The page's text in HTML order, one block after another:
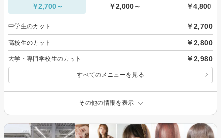
￥2,700～ ￥2,000～ ￥4,800～
中学生のカット ￥2,700
高校生のカット ￥2,800
大学・専門学校生のカット ￥2,980
すべてのメニューを見る
その他の情報を表示